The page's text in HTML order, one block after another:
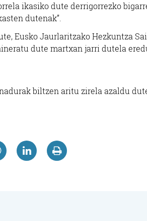
ikasiko dute derrigorrezko
dutenak”.
Eusko Jaurlaritzako Hezkuntza
dute martxan jarri dutela
biltzen aritu zirela azaldu